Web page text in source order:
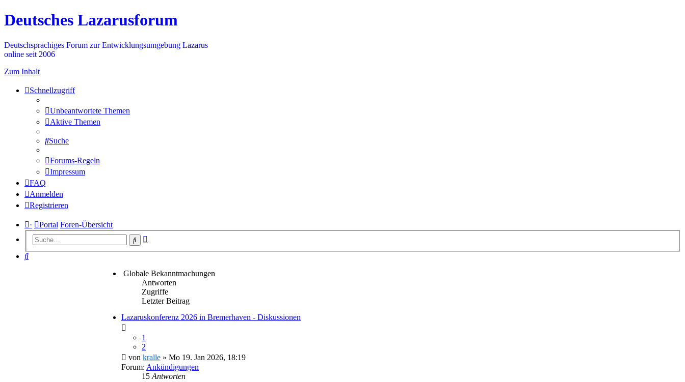
Deutsches Lazarusforum
Deutschsprachiges Forum zur Entwicklungsumgebung Lazarus
online seit 2006
Zum Inhalt
Schnellzugriff
Unbeantwortete Themen
Aktive Themen
Suche
Forums-Regeln
Impressum
FAQ
Anmelden
Registrieren
· Portal Foren-Übersicht
Suche
Suche
Globale Bekanntmachungen
Antworten
Zugriffe
Letzter Beitrag
Lazaruskonferenz 2026 in Bremerhaven - Diskussionen
1
2
von kralle » Mo 19. Jan 2026, 18:19
Forum: Ankündigungen
15Antworten